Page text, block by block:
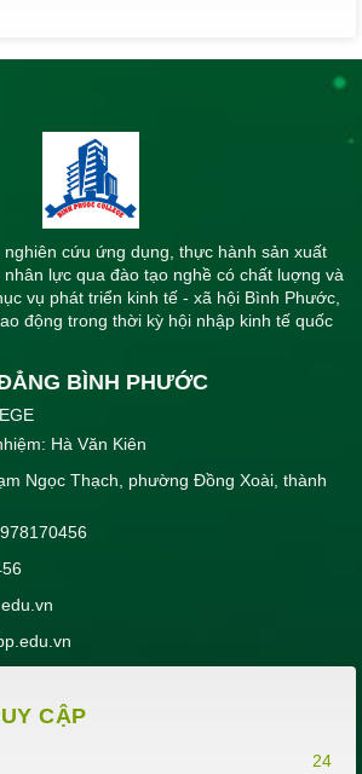
cứu ứng dụng, thực hành sản xuất
lực qua đào tạo nghề có chất luợng và
vụ phát triển kinh tế - xã hội Bình Phước,
động trong thời kỳ hội nhập kinh tế quốc
BÌNH PHƯỚC
Hà Văn Kiên
Ngọc Thạch, phường Đồng Xoài, thành
CẬP
24